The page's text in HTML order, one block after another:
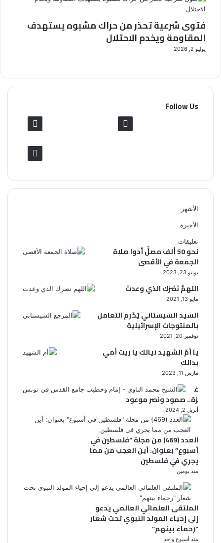
فتوى شرعية تحذر من حراك مشبوه يستهدف
المقاومة ويخدم الاحتلال
يوليو 2, 2026
Follow Us
الأشهر
الأخيرة
تعليقات
نحو 50 ألف مصلٍّ أدوا صلاة
الجمعة في الأقصى
يونيو 23, 2023
اللهمَّ نَصْرَك الذي وعدتَ
مايو 13, 2021
السيد السيستاني يُحّرم التعامل
بالمنتوجات الإسرائيلية
نوفمبر 20, 2021
يا أمّ الشهيد نيالك يا ريت أمي
بدالك
مارس 11, 2023
غ
زة.. صمود ونصر موعود
أبريل 2, 2024
العدد (469) من مجلة “فلسطين في
أسبوع” بعنوان: أين العجب من مما
يجري في فلسطين
منذ يومين
الملتقى العلمائي العالمي يدعو
إلى إحياء المولد النبوي تحت شعار
“رحماء بينهم”
منذ أسبوع واحد